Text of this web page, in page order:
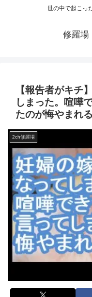
世の中で起こっ
修羅場
【報告者がキチ
しまった。喧嘩
たのが悔やまれ
2ch修羅場